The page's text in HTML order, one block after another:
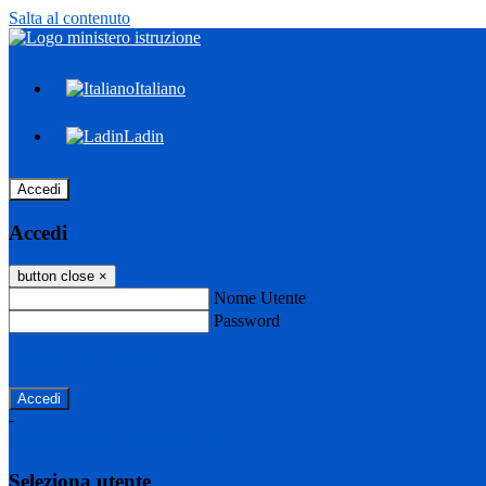
Salta al contenuto
Italiano
Ladin
Accedi
Accedi
button close ×
Nome Utente
Password
-
Seleziona utente